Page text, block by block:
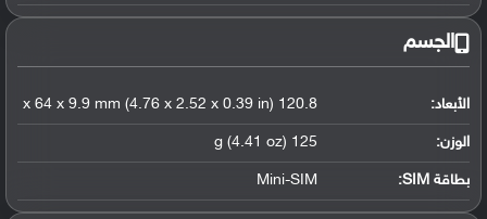
الجسم
الأبعاد: 120.8 x 64 x 9.9 mm (4.76 x 2.52 x 0.39 in)
الوزن: 125 g (4.41 oz)
بطاقة SIM: Mini-SIM